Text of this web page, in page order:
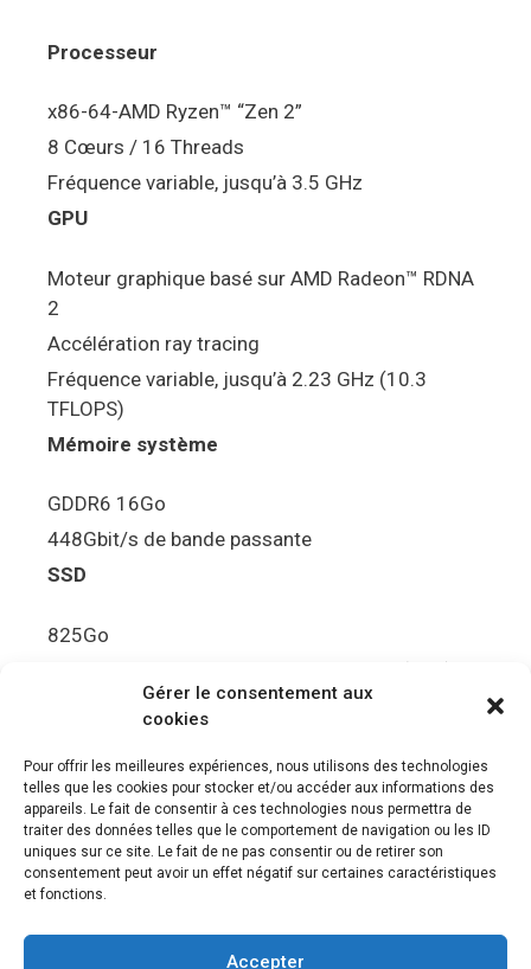
Gérer le consentement aux
cookies
Pour offrir les meilleures expériences, nous utilisons des technologies
telles que les cookies pour stocker et/ou accéder aux informations des
appareils. Le fait de consentir à ces technologies nous permettra de
traiter des données telles que le comportement de navigation ou les ID
uniques sur ce site. Le fait de ne pas consentir ou de retirer son
consentement peut avoir un effet négatif sur certaines caractéristiques
et fonctions.
Accepter
Processeur
x86-64-AMD Ryzen™ “Zen 2”
8 Cœurs / 16 Threads
Fréquence variable, jusqu’à 3.5 GHz
GPU
Moteur graphique basé sur AMD Radeon™ RDNA
2
Accélération ray tracing
Fréquence variable, jusqu’à 2.23 GHz (10.3
TFLOPS)
Mémoire système
GDDR6 16Go
448Gbit/s de bande passante
SSD
825Go
5.5Gbit/s de bande passante en lecture (Brut)
Disque de jeu PS5
Ultra HD Blu-ray™, jusqu’à 100Go/disque
Sortie vidéo
Compatibilité avec les téléviseurs 4K 120Hz et
8K, VRR (spécification HDMI v. 2.1)